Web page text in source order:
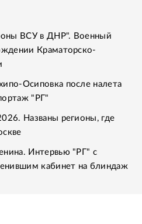
ВСУ в ДНР". Военный
Краматорско-
Осиповка после налета
"РГ"
Названы регионы, где
Интервью "РГ" с
кабинет на блиндаж